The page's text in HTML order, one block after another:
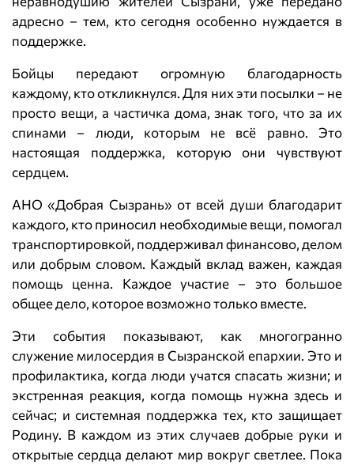
адресно – тем, кто сегодня особенно нуждается в
поддержке.
Бойцы передают огромную благодарность
каждому, кто откликнулся. Для них эти посылки – не
просто вещи, а частичка дома, знак того, что за их
спинами – люди, которым не всё равно. Это
настоящая поддержка, которую они чувствуют
сердцем.
АНО «Добрая Сызрань» от всей души благодарит
каждого, кто приносил необходимые вещи, помогал
транспортировкой, поддерживал финансово, делом
или добрым словом. Каждый вклад важен, каждая
помощь ценна. Каждое участие – это большое
общее дело, которое возможно только вместе.
Эти события показывают, как многогранно
служение милосердия в Сызранской епархии. Это и
профилактика, когда люди учатся спасать жизни; и
экстренная реакция, когда помощь нужна здесь и
сейчас; и системная поддержка тех, кто защищает
Родину. В каждом из этих случаев добрые руки и
открытые сердца делают мир вокруг светлее. Пока